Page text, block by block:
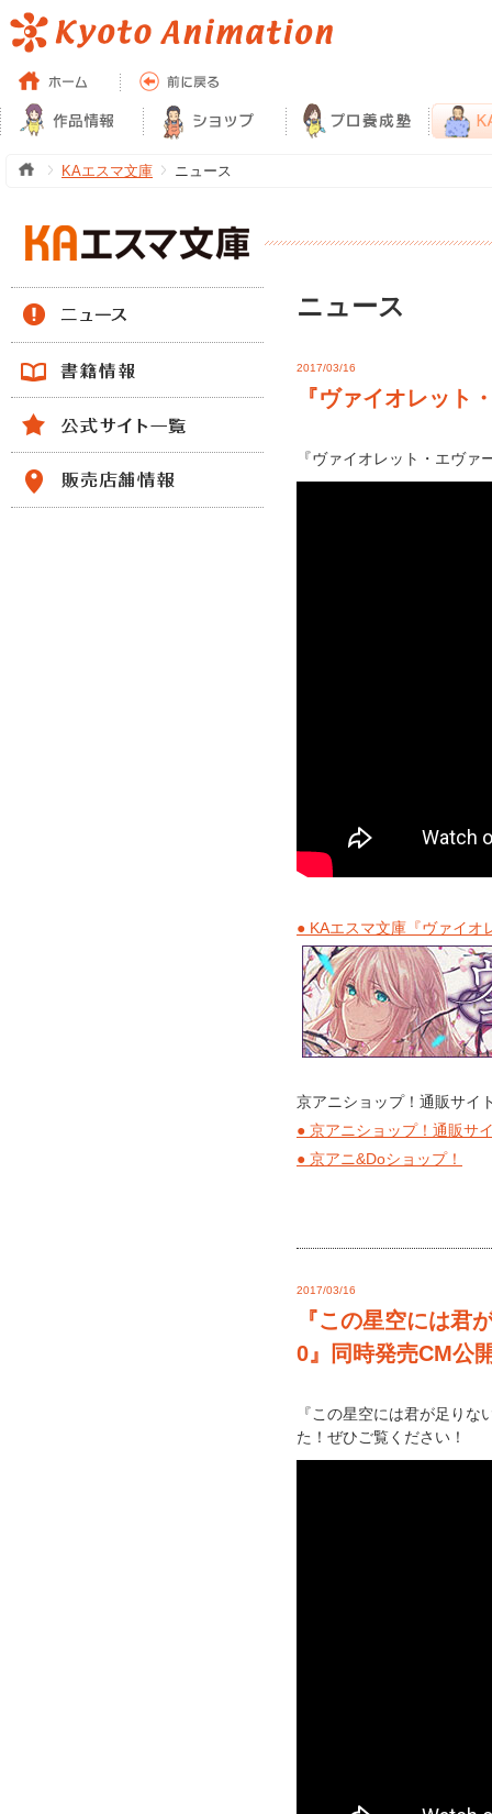
KAエスマ文庫 ニュース
ニュース
2017/03/16
『ヴァイオレット
『ヴァイオレット・エヴ
● KAエスマ文庫『ヴァイオ
京アニショップ！通販サイ
● 京アニショップ！通販サ
● 京アニ&Doショップ！
2017/03/16
『この星空には君
0』同時発売CM公
『この星空には君が足り
た！ぜひご覧ください！